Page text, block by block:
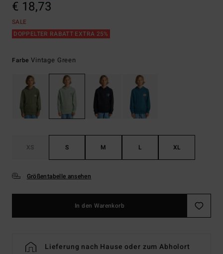
€ 18,73
SALE
DOPPELTER RABATT EXTRA 25%
FarbeVintage Green
XS S M L XL
Größentabelle ansehen
In den Warenkorb
Lieferung nach Hause oder zum Abholort